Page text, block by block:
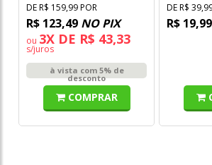
DE R$ 159,99 POR
R$ 123,49 NO PIX
ou 3X DE R$ 43,33
s/juros
à vista com 5% de
desconto
COMPRAR
DE R$
R$ 19,99